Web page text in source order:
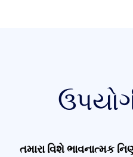
તમારા વિશે ભાવનાત્મક